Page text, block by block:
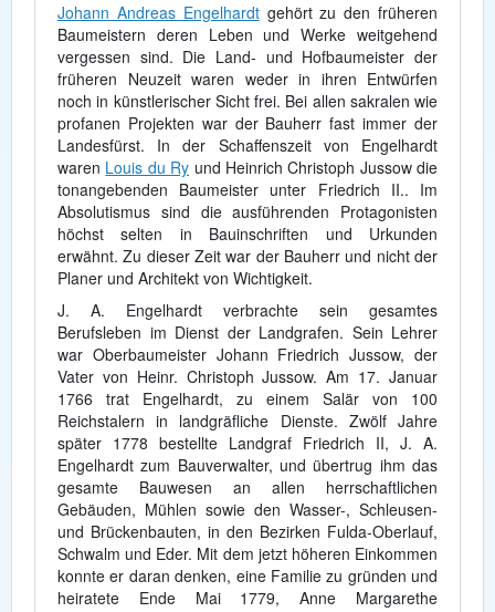
Johann Andreas Engelhardtgehört zu den früheren
Baumeistern deren Leben und Werke weitgehend
vergessen sind. Die Land- und Hofbaumeister der
früheren Neuzeit waren weder in ihren Entwürfen
noch in künstlerischer Sicht frei. Bei allen sakralen wie
profanen Projekten war der Bauherr fast immer der
Landesfürst. In der Schaffenszeit von Engelhardt
waren Louis du Ry und Heinrich Christoph Jussow die
tonangebenden Baumeister unter Friedrich II.. Im
Absolutismus sind die ausführenden Protagonisten
höchst selten in Bauinschriften und Urkunden
erwähnt. Zu dieser Zeit war der Bauherr und nicht der
Planer und Architekt von Wichtigkeit.
J. A. Engelhardt verbrachte sein gesamtes
Berufsleben im Dienst der Landgrafen. Sein Lehrer
war Oberbaumeister Johann Friedrich Jussow, der
Vater von Heinr. Christoph Jussow. Am 17. Januar
1766 trat Engelhardt, zu einem Salär von 100
Reichstalern in landgräfliche Dienste. Zwölf Jahre
später 1778 bestellte Landgraf Friedrich II, J. A.
Engelhardt zum Bauverwalter, und übertrug ihm das
gesamte Bauwesen an allen herrschaftlichen
Gebäuden, Mühlen sowie den Wasser-, Schleusen-
und Brückenbauten, in den Bezirken Fulda-Oberlauf,
Schwalm und Eder. Mit dem jetzt höheren Einkommen
konnte er daran denken, eine Familie zu gründen und
heiratete Ende Mai 1779, Anne Margarethe